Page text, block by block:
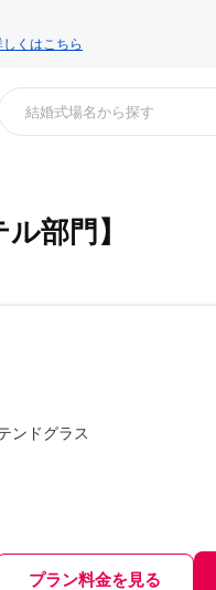
しくはこちら
部門】
ンドグラス
プラン料金を見る